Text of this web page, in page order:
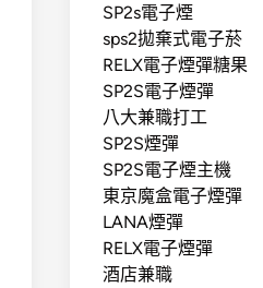
SP2s電子煙
sps2拋棄式電子菸
RELX電子煙彈糖果
SP2S電子煙彈
八大兼職打工
SP2S煙彈
SP2S電子煙主機
東京魔盒電子煙彈
LANA煙彈
RELX電子煙彈
酒店兼職